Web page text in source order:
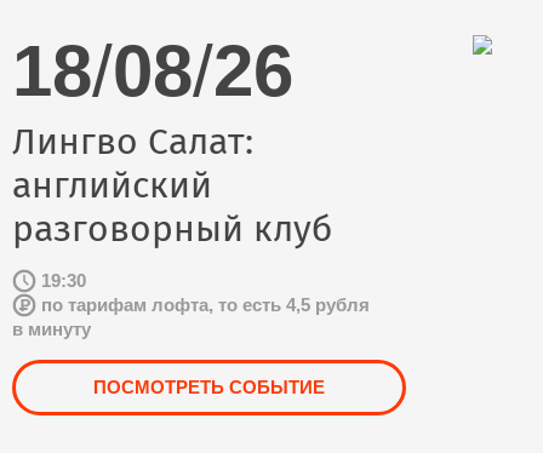
18/08/26
Лингво Салат:
английский
разговорный клуб
19:30
по тарифам лофта, то есть 4,5 рубля
в минуту
ПОСМОТРЕТЬ СОБЫТИЕ